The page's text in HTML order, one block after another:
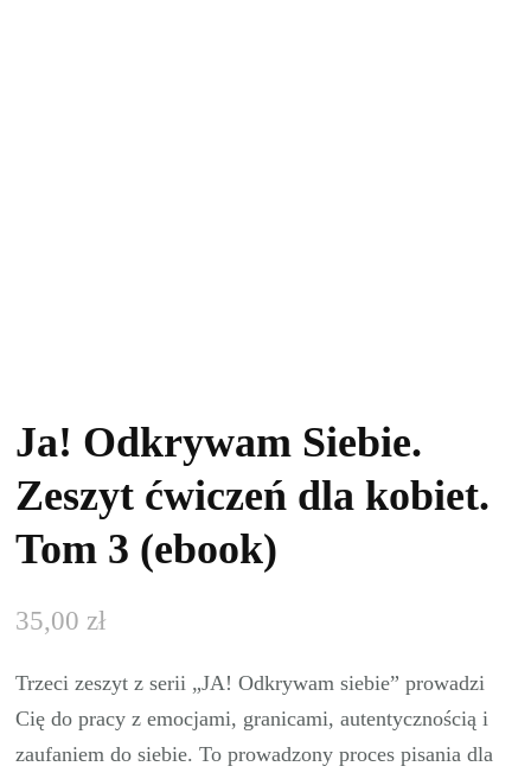
Ja! Odkrywam Siebie.
Zeszyt ćwiczeń dla kobiet.
Tom 3 (ebook)
35,00 zł
Trzeci zeszyt z serii „JA! Odkrywam siebie” prowadzi
Cię do pracy z emocjami, granicami, autentycznością i
zaufaniem do siebie. To prowadzony proces pisania dla